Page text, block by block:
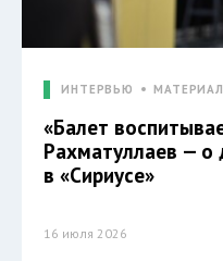
ИНТЕРВЬЮ МАТЕРИАЛ
«Балет
Рахматуллаев — о
в «Сириусе»
16 июля 2026